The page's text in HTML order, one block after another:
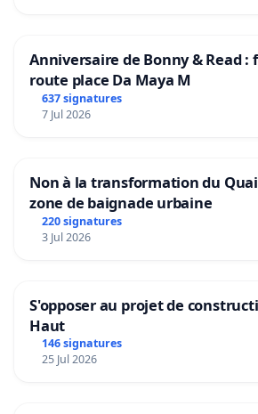
Anniversaire de Bonny & Read :
route place Da Maya M
637 signatures
7 Jul 2026
Non à la transformation du
zone de baignade urbaine
220 signatures
3 Jul 2026
S'opposer au projet de
Haut
146 signatures
25 Jul 2026